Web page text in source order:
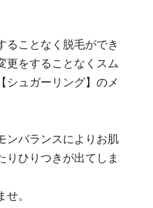
ることなく脱毛ができ
更をすることなくスム
シュガーリング】のメ
ンバランスによりお肌
りひりつきが出てしま
せ。